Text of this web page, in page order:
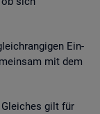
Ein­
mit dem
gilt für